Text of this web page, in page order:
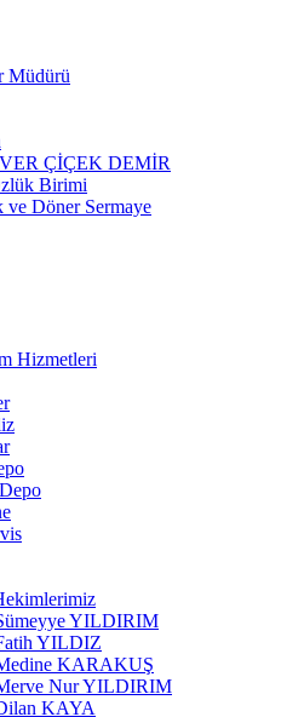
Müdürü
ÇİÇEK DEMİR
Birimi
ve Döner Sermaye
Hizmetleri
YILDIRIM
YILDIZ
KARAKUŞ
Nur YILDIRIM
KAYA